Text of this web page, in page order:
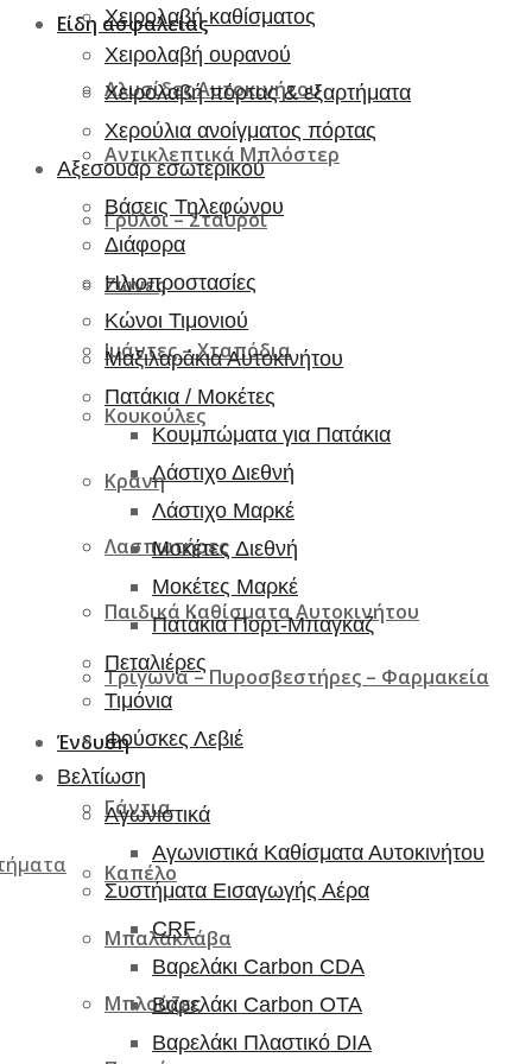
Είδη ασφαλείας
Αλυσίδες Αυτοκινήτου
Αντικλεπτικά Μπλόστερ
Γρύλοι – Σταυροί
Ζώνες
Ιμάντες – Χταπόδια
Κουκούλες
Κράνη
Λασπωτήρες
Παιδικά Καθίσματα Αυτοκινήτου
Τρίγωνα – Πυροσβεστήρες – Φαρμακεία
Ένδυση
Γάντια
Καπέλο
Μπαλακλάβα
Μπλούζες
Χειρολαβή καθίσματος
Χειρολαβή ουρανού
Χειρολαβή πόρτας & εξαρτήματα
Χερούλια ανοίγματος πόρτας
Αξεσουάρ εσωτερικού
Βάσεις Τηλεφώνου
Διάφορα
Ηλιοπροστασίες
Κώνοι Τιμονιού
Μαξιλαράκια Αυτοκινήτου
Πατάκια / Μοκέτες
Κουμπώματα για Πατάκια
Λάστιχο Διεθνή
Λάστιχο Μαρκέ
Μοκέτες Διεθνή
Μοκέτες Μαρκέ
Πατάκια Πορτ-Μπαγκαζ
Πεταλιέρες
Τιμόνια
Φούσκες Λεβιέ
Βελτίωση
Αγωνιστικά
Αγωνιστικά Καθίσματα Αυτοκινήτου
Συστήματα Εισαγωγής Αέρα
CRF
Βαρελάκι Carbon CDA
Βαρελάκι Carbon OTA
Βαρελάκι Πλαστικό DIA